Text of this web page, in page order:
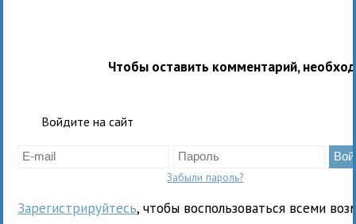
Чтобы оставить комментарий,
Войдите на сайт
Забыли пароль?
Зарегистрируйтесь, чтобы воспользоваться всеми